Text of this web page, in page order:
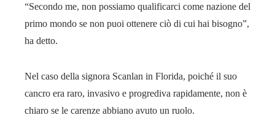
“Secondo me, non possiamo qualificarci come nazione del
primo mondo se non puoi ottenere ciò di cui hai bisogno”,
ha detto.
Nel caso della signora Scanlan in Florida, poiché il suo
cancro era raro, invasivo e progrediva rapidamente, non è
chiaro se le carenze abbiano avuto un ruolo.